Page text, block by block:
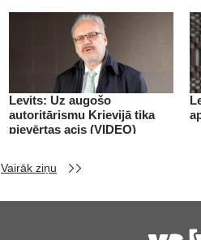
Levits: Uz augošo
autoritārismu Krievijā tika
pievērtas acis (VIDEO)
Vairāk ziņu